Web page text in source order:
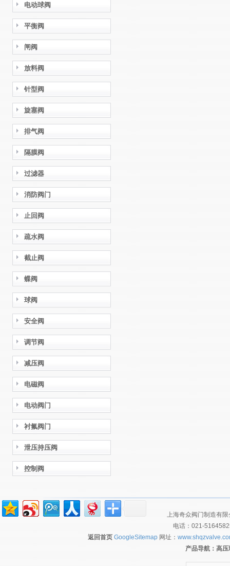
电动球阀
平衡阀
闸阀
放料阀
针型阀
旋塞阀
排气阀
隔膜阀
过滤器
消防阀门
止回阀
疏水阀
截止阀
蝶阀
球阀
安全阀
调节阀
减压阀
电磁阀
电动阀门
衬氟阀门
泄压持压阀
控制阀
上海奇众阀门制造有
电话：021-
返回首页 GoogleSitemap 网址：
产品导航： 高压